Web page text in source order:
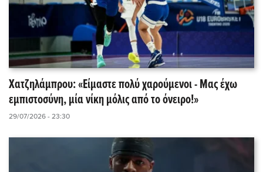
Χατζηλάμπρου: «Είμαστε πολύ χαρούμενοι - Μας έχω
εμπιστοσύνη, μία νίκη μόλις από το όνειρο!»
29/07/2026 - 23:30